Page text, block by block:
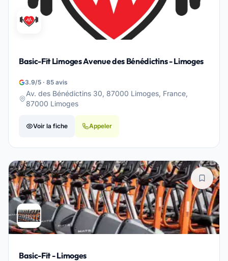
Basic-Fit Limoges Avenue des Bénédictins - Limoges
3.9/5 · 85 avis
Av. des Bénédictins 30, 87000 Limoges, France,
87000 Limoges
Voir la fiche Appeler
Basic-Fit - Limoges